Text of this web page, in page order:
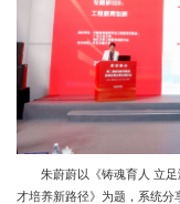
朱蔚蔚以《铸魂育人 立
才培养新路径》为题，系统分